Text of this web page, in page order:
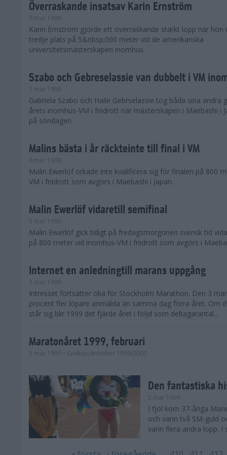
Överraskande insatsav Karin Ernström
9 mar 1999
Karin Ernström gjorde ett överraskande starkt lopp när hon
tredje plats på 5&nbsp;000 meter vid de amerikanska
universitetsmästerskapen inomhus.
Szabo och Gebreselassie van dubbelt i VM
7 mar 1999
Gabriela Szabo och Haile Gebrselassie tog båda sina andra
årets inomhus-VM i friidrott när mästerskapen i Maebashi i
på söndagen.
Malins bästa i år räckteinte till final i VM
6 mar 1999
Malin Ewerlöf orkade inte kvalificera sig för finalen på 800
VM i friidrott som avgörs i Maebashi i Japan.
Malin Ewerlöf vidaretill semifinal
5 mar 1999
Malin Ewerlöf gick tidigt på fredagsmorgonen svensk tid
på 800 meter vid inomhus-VM i friidrott som avgörs i
Internet en anledningtill marans uppgång
3 mar 1999
Intresset fortsätter öka för Stockholm Marathon. Den 3
procent fler löpare anmälda än samma dag förra året. Om
står sig blir 1999 det fjärde året i följd som deltagarantal...
Maratonåret 1999, februari
3 mar 1999 • Szalkais krönikor 1999/2000
Den fantastiska
2 mar 1999
I fjol kom 37-åriga
och vann två SM-guld
vann flera andra lopp. I